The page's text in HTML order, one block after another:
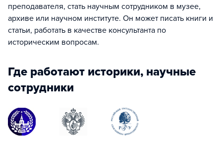
преподавателя, стать научным сотрудником в музее,
архиве или научном институте. Он может писать книги и
статьи, работать в качестве консультанта по
историческим вопросам.
Где работают историки, научные
сотрудники